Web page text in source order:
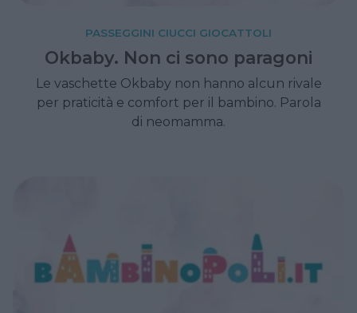
PASSEGGINI CIUCCI GIOCATTOLI
Okbaby. Non ci sono paragoni
Le vaschette Okbaby non hanno alcun rivale
per praticità e comfort per il bambino. Parola
di neomamma.